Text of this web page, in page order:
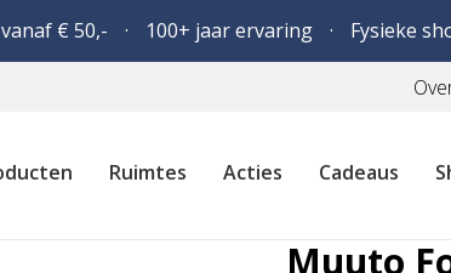
€ 50,- 100+ jaar ervaring Fysieke
Ruimtes Acties Cadeaus
Muuto